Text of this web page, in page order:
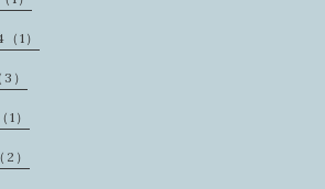
1）
）
）
）